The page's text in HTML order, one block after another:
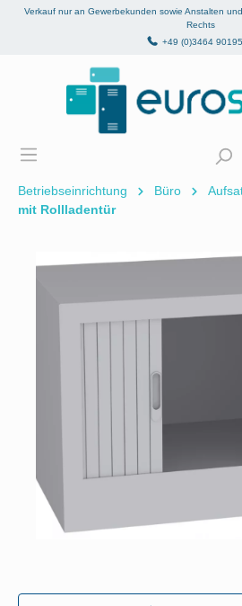
springen
Verkauf nur an Gewerbekunden sowie Anstalten
Rechts
+49 (0)3464
Betriebseinrichtung Büro
mit Rollladentür